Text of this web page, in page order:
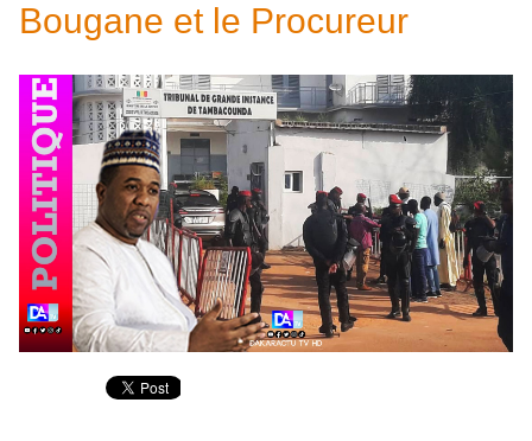
Bougane et le Procureur